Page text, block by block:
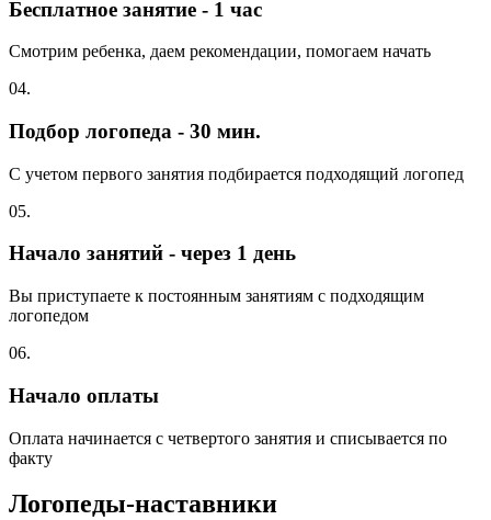
Бесплатное занятие - 1 час
Смотрим ребенка, даем рекомендации, помогаем начать
04.
Подбор логопеда - 30 мин.
С учетом первого занятия подбирается подходящий логопед
05.
Начало занятий - через 1 день
Вы приступаете к постоянным занятиям с подходящим
логопедом
06.
Начало оплаты
Оплата начинается с четвертого занятия и списывается по
факту
Логопеды-наставники